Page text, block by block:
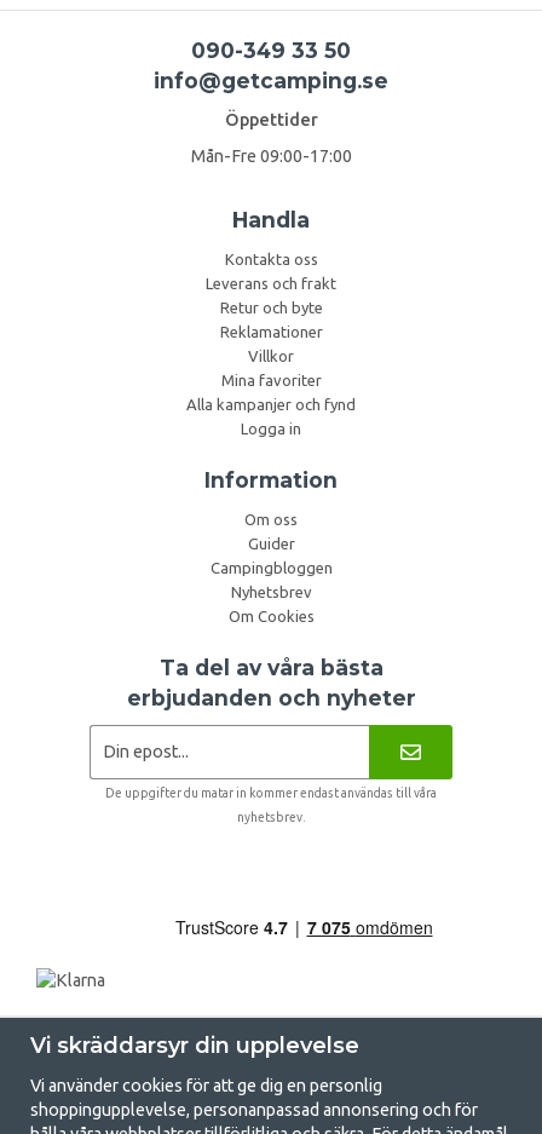
090-349 33 50
info@getcamping.se
Öppettider
Mån-Fre 09:00-17:00
Handla
Kontakta oss
Leverans och frakt
Retur och byte
Reklamationer
Villkor
Mina favoriter
Alla kampanjer och fynd
Logga in
Information
Om oss
Guider
Campingbloggen
Nyhetsbrev
Om Cookies
Ta del av våra bästa
erbjudanden och nyheter
De uppgifter du matar in kommer endast användas till våra
nyhetsbrev.
Vi skräddarsyr din upplevelse
Vi använder cookies för att ge dig en personlig
shoppingupplevelse, personanpassad annonsering och för